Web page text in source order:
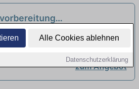
Alle Cookies ablehnen
Datenschutzerklärung
Labor Dentallabor
Teilzeit
Dentallabor | Stuttgart
zum Angebot